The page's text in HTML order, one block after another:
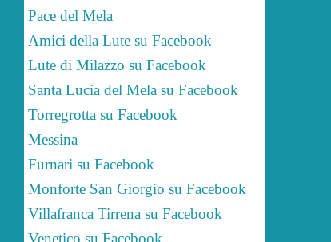
Pace del Mela
Amici della Lute su Facebook
Lute di Milazzo su Facebook
Santa Lucia del Mela su Facebook
Torregrotta su Facebook
Messina
Furnari su Facebook
Monforte San Giorgio su Facebook
Villafranca Tirrena su Facebook
Venetico su Facebook